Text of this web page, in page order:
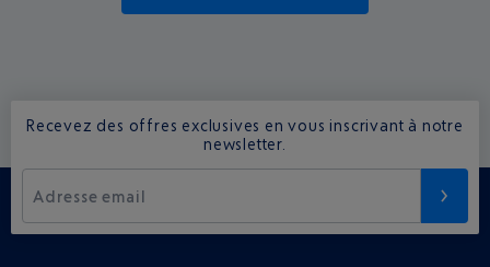
Recevez des offres exclusives en vous inscrivant à notre
newsletter.
Adresse email